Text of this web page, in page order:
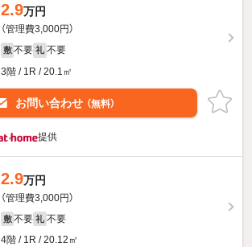
2.9万円
（管理費3,000円）
敷 不要 礼 不要
3階 / 1R / 20.1㎡
お問い合わせ （無料）
提供
2.9万円
（管理費3,000円）
敷 不要 礼 不要
4階 / 1R / 20.12㎡